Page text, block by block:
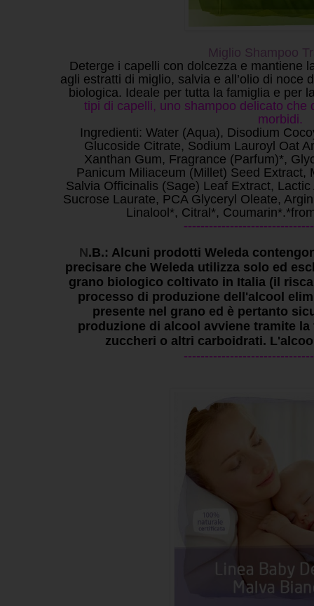
Miglio Shampoo
Deterge i capelli con dolcezza e mantiene
agli estratti di miglio, salvia e all’olio di noce
biologica. Ideale per tutta la famiglia e per
tipi di capelli, uno shampoo delicato che
morbidi.
Ingredienti:Water (Aqua), Disodium
Glucoside Citrate, Sodium Lauroyl Oat
Xanthan Gum, Fragrance (Parfum)*,
Panicum Miliaceum (Millet) Seed Extract,
Salvia Officinalis (Sage) Leaf Extract,
Sucrose Laurate, PCA Glyceryl Oleate,
Linalool*, Citral*, Coumarin*.
N.B.: Alcuni prodotti Weleda
precisare cheWeleda utilizza solo ed
grano biologico coltivato in Italia (il
processo di produzione dell'alcool
presente nel grano ed è pertanto
produzione di alcool avviene tramite
zuccheri o altri carboidrati.